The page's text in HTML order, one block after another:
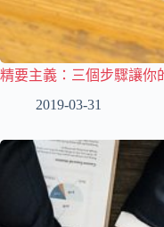
精要主義：三個步驟讓你
2019-03-31